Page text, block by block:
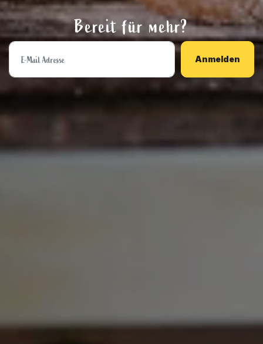
Bereit für mehr?
Anmelden